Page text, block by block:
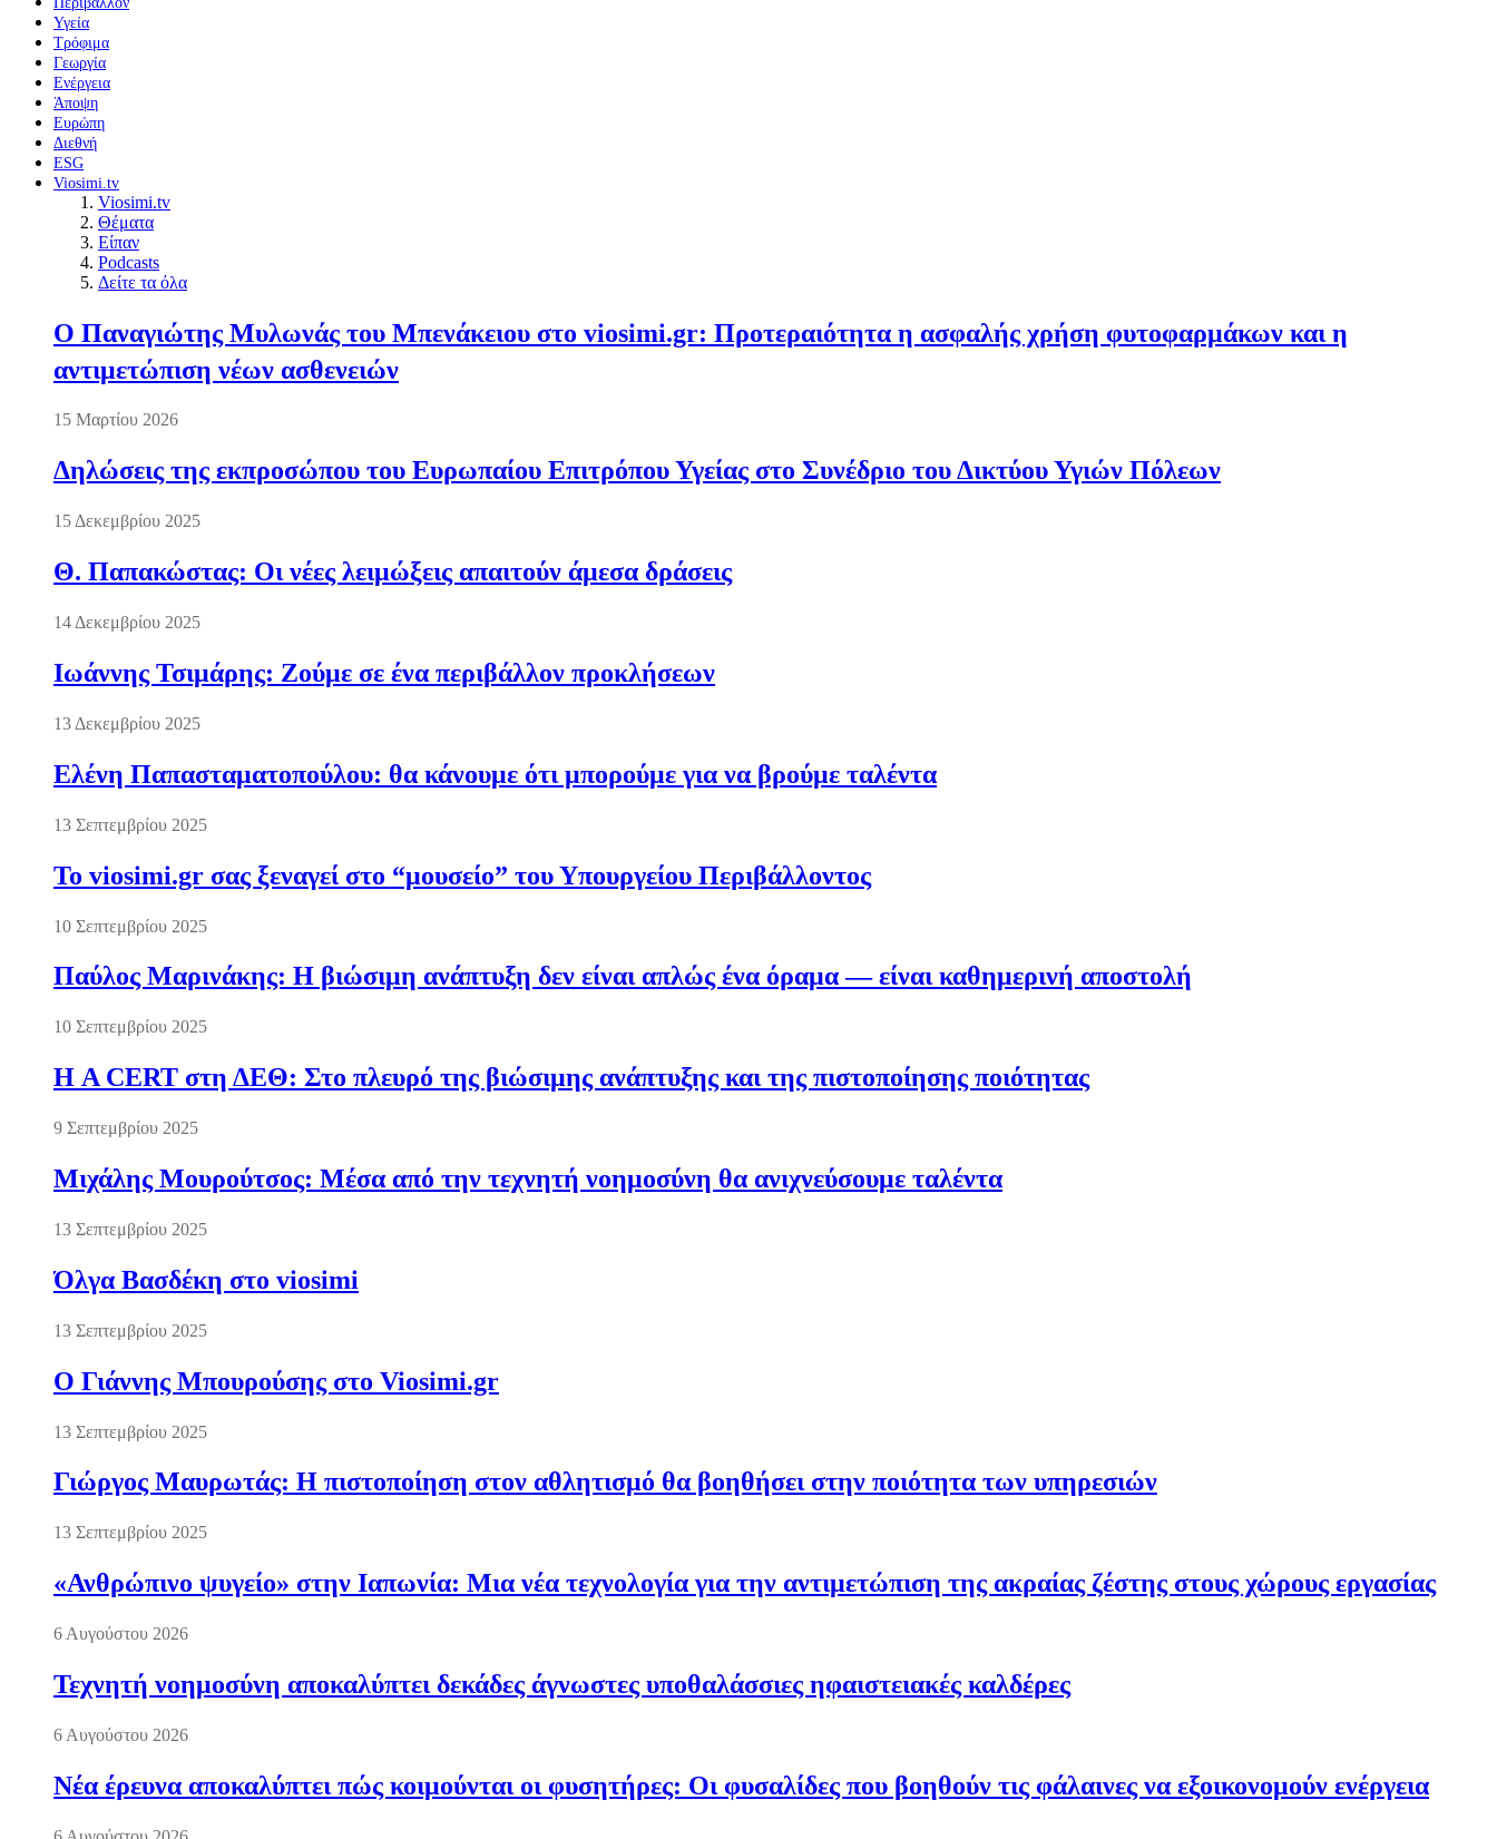
Υγεία
Τρόφιμα
Γεωργία
Ενέργεια
Άποψη
Ευρώπη
Διεθνή
ESG
Viosimi.tv
Viosimi.tv
Θέματα
Είπαν
Podcasts
Δείτε τα όλα
Ο Παναγιώτης Μυλωνάς του Μπενάκειου στο viosimi.gr: Προτεραιότητα η ασφαλής χρήση φυτοφαρμάκων και η
αντιμετώπιση νέων ασθενειών
15 Μαρτίου 2026
Δηλώσεις της εκπροσώπου του Ευρωπαίου Επιτρόπου Υγείας στο Συνέδριο του Δικτύου Υγιών Πόλεων
15 Δεκεμβρίου 2025
Θ. Παπακώστας: Οι νέες λειμώξεις απαιτούν άμεσα δράσεις
14 Δεκεμβρίου 2025
Ιωάννης Τσιμάρης: Ζούμε σε ένα περιβάλλον προκλήσεων
13 Δεκεμβρίου 2025
Ελένη Παπασταματοπούλου: θα κάνουμε ότι μπορούμε για να βρούμε ταλέντα
13 Σεπτεμβρίου 2025
Το viosimi.gr σας ξεναγεί στο “μουσείο” του Υπουργείου Περιβάλλοντος
10 Σεπτεμβρίου 2025
Παύλος Μαρινάκης: Η βιώσιμη ανάπτυξη δεν είναι απλώς ένα όραμα — είναι καθημερινή αποστολή
10 Σεπτεμβρίου 2025
Η A CERT στη ΔΕΘ: Στο πλευρό της βιώσιμης ανάπτυξης και της πιστοποίησης ποιότητας
9 Σεπτεμβρίου 2025
Μιχάλης Μουρούτσος: Μέσα από την τεχνητή νοημοσύνη θα ανιχνεύσουμε ταλέντα
13 Σεπτεμβρίου 2025
Όλγα Βασδέκη στο viosimi
13 Σεπτεμβρίου 2025
Ο Γιάννης Μπουρούσης στο Viosimi.gr
13 Σεπτεμβρίου 2025
Γιώργος Μαυρωτάς: Η πιστοποίηση στον αθλητισμό θα βοηθήσει στην ποιότητα των υπηρεσιών
13 Σεπτεμβρίου 2025
«Ανθρώπινο ψυγείο» στην Ιαπωνία: Μια νέα τεχνολογία για την αντιμετώπιση της ακραίας ζέστης στους χώρους εργασίας
6 Αυγούστου 2026
Τεχνητή νοημοσύνη αποκαλύπτει δεκάδες άγνωστες υποθαλάσσιες ηφαιστειακές καλδέρες
6 Αυγούστου 2026
Νέα έρευνα αποκαλύπτει πώς κοιμούνται οι φυσητήρες: Οι φυσαλίδες που βοηθούν τις φάλαινες να εξοικονομούν ενέργεια